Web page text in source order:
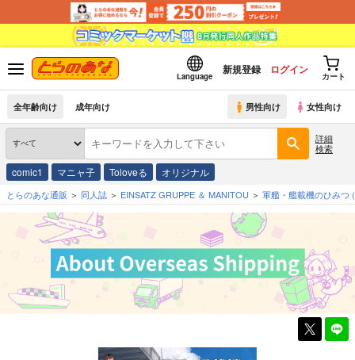
Language
新規登録 ログイン
カート
全年齢向け 成年向け 男性向け 女性向け
詳細
検索
comic1 マニャ子 Toloveる オリジナル
とらのあな通販 同人誌 EINSATZ GRUPPE ＆ MANITOU 軍艦・艦載機のひみつ